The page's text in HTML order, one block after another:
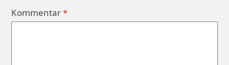
Kommentar*